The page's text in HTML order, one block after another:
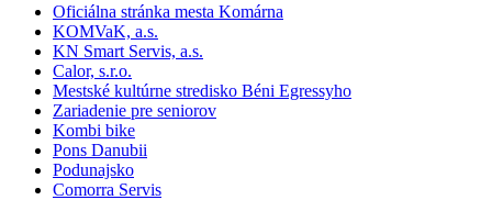
Oficiálna stránka mesta Komárna
KOMVaK, a.s.
KN Smart Servis, a.s.
Calor, s.r.o.
Mestské kultúrne stredisko Béni Egressyho
Zariadenie pre seniorov
Kombi bike
Pons Danubii
Podunajsko
Comorra Servis